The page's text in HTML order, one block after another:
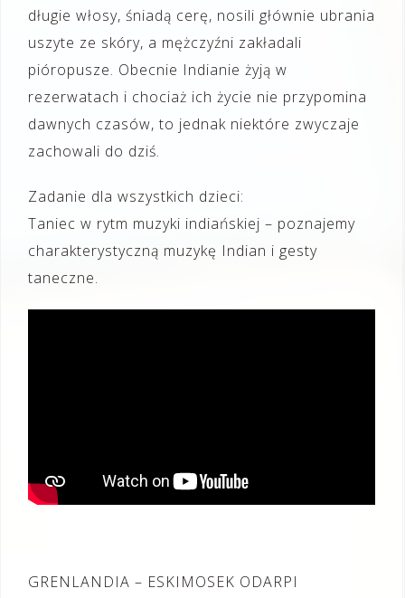
długie włosy, śniadą cerę, nosili głównie ubrania
uszyte ze skóry, a mężczyźni zakładali
pióropusze. Obecnie Indianie żyją w
rezerwatach i chociaż ich życie nie przypomina
dawnych czasów, to jednak niektóre zwyczaje
zachowali do dziś.
Zadanie dla wszystkich dzieci:
Taniec w rytm muzyki indiańskiej – poznajemy
charakterystyczną muzykę Indian i gesty
taneczne.
GRENLANDIA – ESKIMOSEK ODARPI